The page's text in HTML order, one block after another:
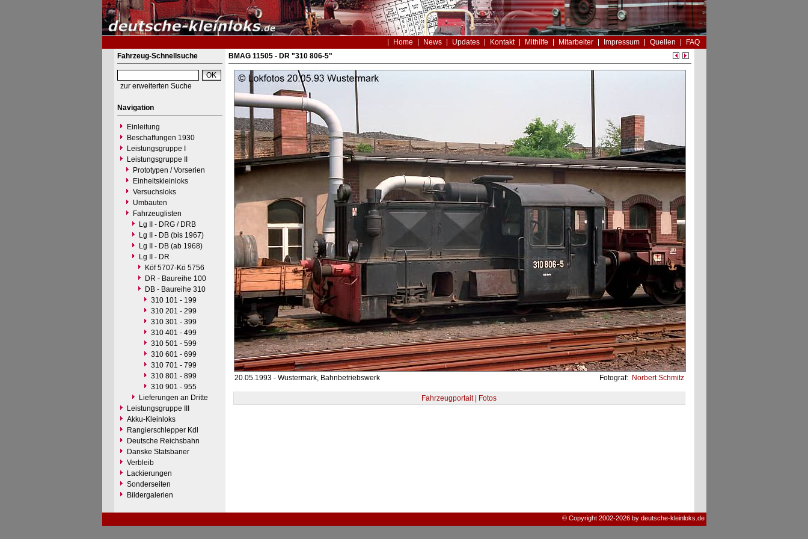
Home News Updates Kontakt Mithilfe Mitarbeiter Impressum Quellen
FAQ
Fahrzeug-Schnellsuche
zur erweiterten Suche
Navigation
Einleitung
Beschaffungen 1930
Leistungsgruppe I
Leistungsgruppe II
Prototypen / Vorserien
Einheitskleinloks
Versuchsloks
Umbauten
Fahrzeuglisten
Lg II - DRG / DRB
Lg II - DB (bis 1967)
Lg II - DB (ab 1968)
Lg II - DR
Köf 5707-Kö 5756
DR - Baureihe 100
DB - Baureihe 310
310 101 - 199
310 201 - 299
310 301 - 399
310 401 - 499
310 501 - 599
310 601 - 699
310 701 - 799
310 801 - 899
310 901 - 955
Lieferungen an Dritte
Leistungsgruppe III
Akku-Kleinloks
Rangierschlepper Kdl
Deutsche Reichsbahn
Danske Statsbaner
Verbleib
Lackierungen
Sonderseiten
Bildergalerien
BMAG 11505 - DR "310 806-5"
20.05.1993 - Wustermark, Bahnbetriebswerk Fotograf: Norbert Schmitz
Fahrzeugportait | Fotos
© Copyright 2002-2026 by deutsche-kleinloks.de